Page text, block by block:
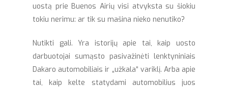
uostą prie Buenos Airių visi atvyksta su šiokiu
tokiu nerimu: ar tik su mašina nieko nenutiko?
Nutikti gali. Yra istorijų apie tai, kaip uosto
darbuotojai sumąsto pasivažinėti lenktyniniais
Dakaro automobiliais ir „užkala“ variklį. Arba apie
tai, kaip kelte statydami automobilius juos